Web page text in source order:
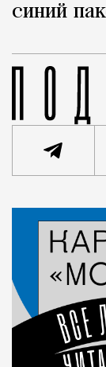
синий